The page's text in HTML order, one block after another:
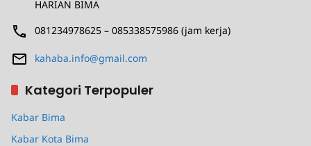
HARIAN BIMA
081234978625 – 085338575986 (jam kerja)
kahaba.info@gmail.com
Kategori Terpopuler
Kabar Bima
Kabar Kota Bima